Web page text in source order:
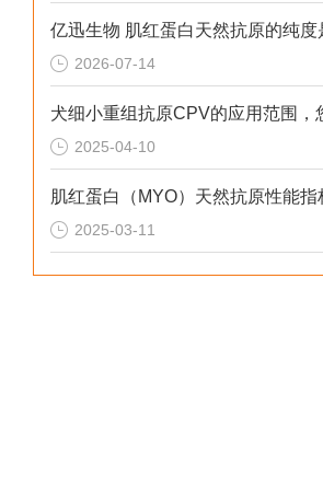
2026-07-14
2025-04-10
肌红蛋白（MYO）天然抗原性能指
2025-03-11